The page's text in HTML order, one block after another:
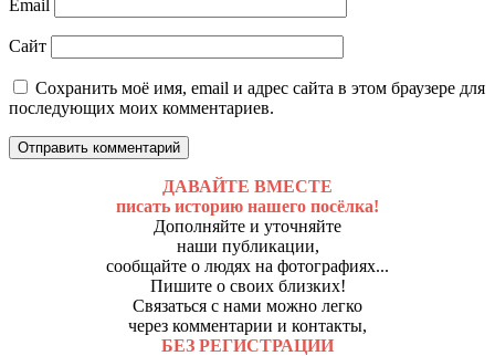
Email
Сайт
Сохранить моё имя, email и адрес сайта в этом браузере для
последующих моих комментариев.
ДАВАЙТЕ ВМЕСТЕ
писать историю нашего посёлка!
Дополняйте и уточняйте
наши публикации,
сообщайте о людях на фотографиях...
Пишите о своих близких!
Связаться с нами можно легко
через комментарии и контакты,
БЕЗ РЕГИСТРАЦИИ